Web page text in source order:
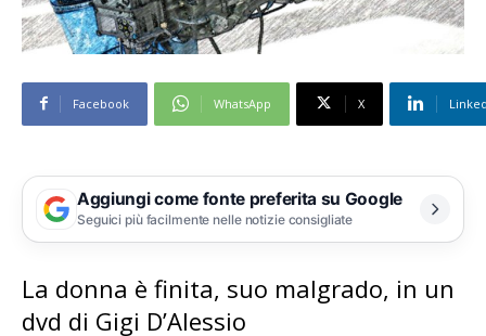
Facebook WhatsApp X
Aggiungi come fonte preferita su Google
Seguici più facilmente nelle notizie consigliate
La donna è finita, suo malgrado, in un
dvd di Gigi D’Alessio